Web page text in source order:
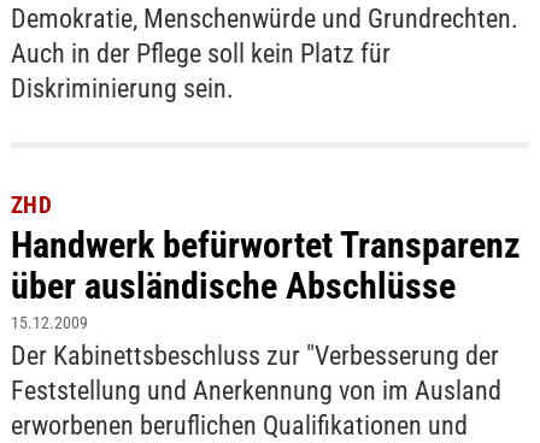
Demokratie, Menschenwürde und Grundrechten.
Auch in der Pflege soll kein Platz für
Diskriminierung sein.
ZHD
Handwerk befürwortet Transparenz
über ausländische Abschlüsse
15.12.2009
Der Kabinettsbeschluss zur "Verbesserung der
Feststellung und Anerkennung von im Ausland
erworbenen beruflichen Qualifikationen und